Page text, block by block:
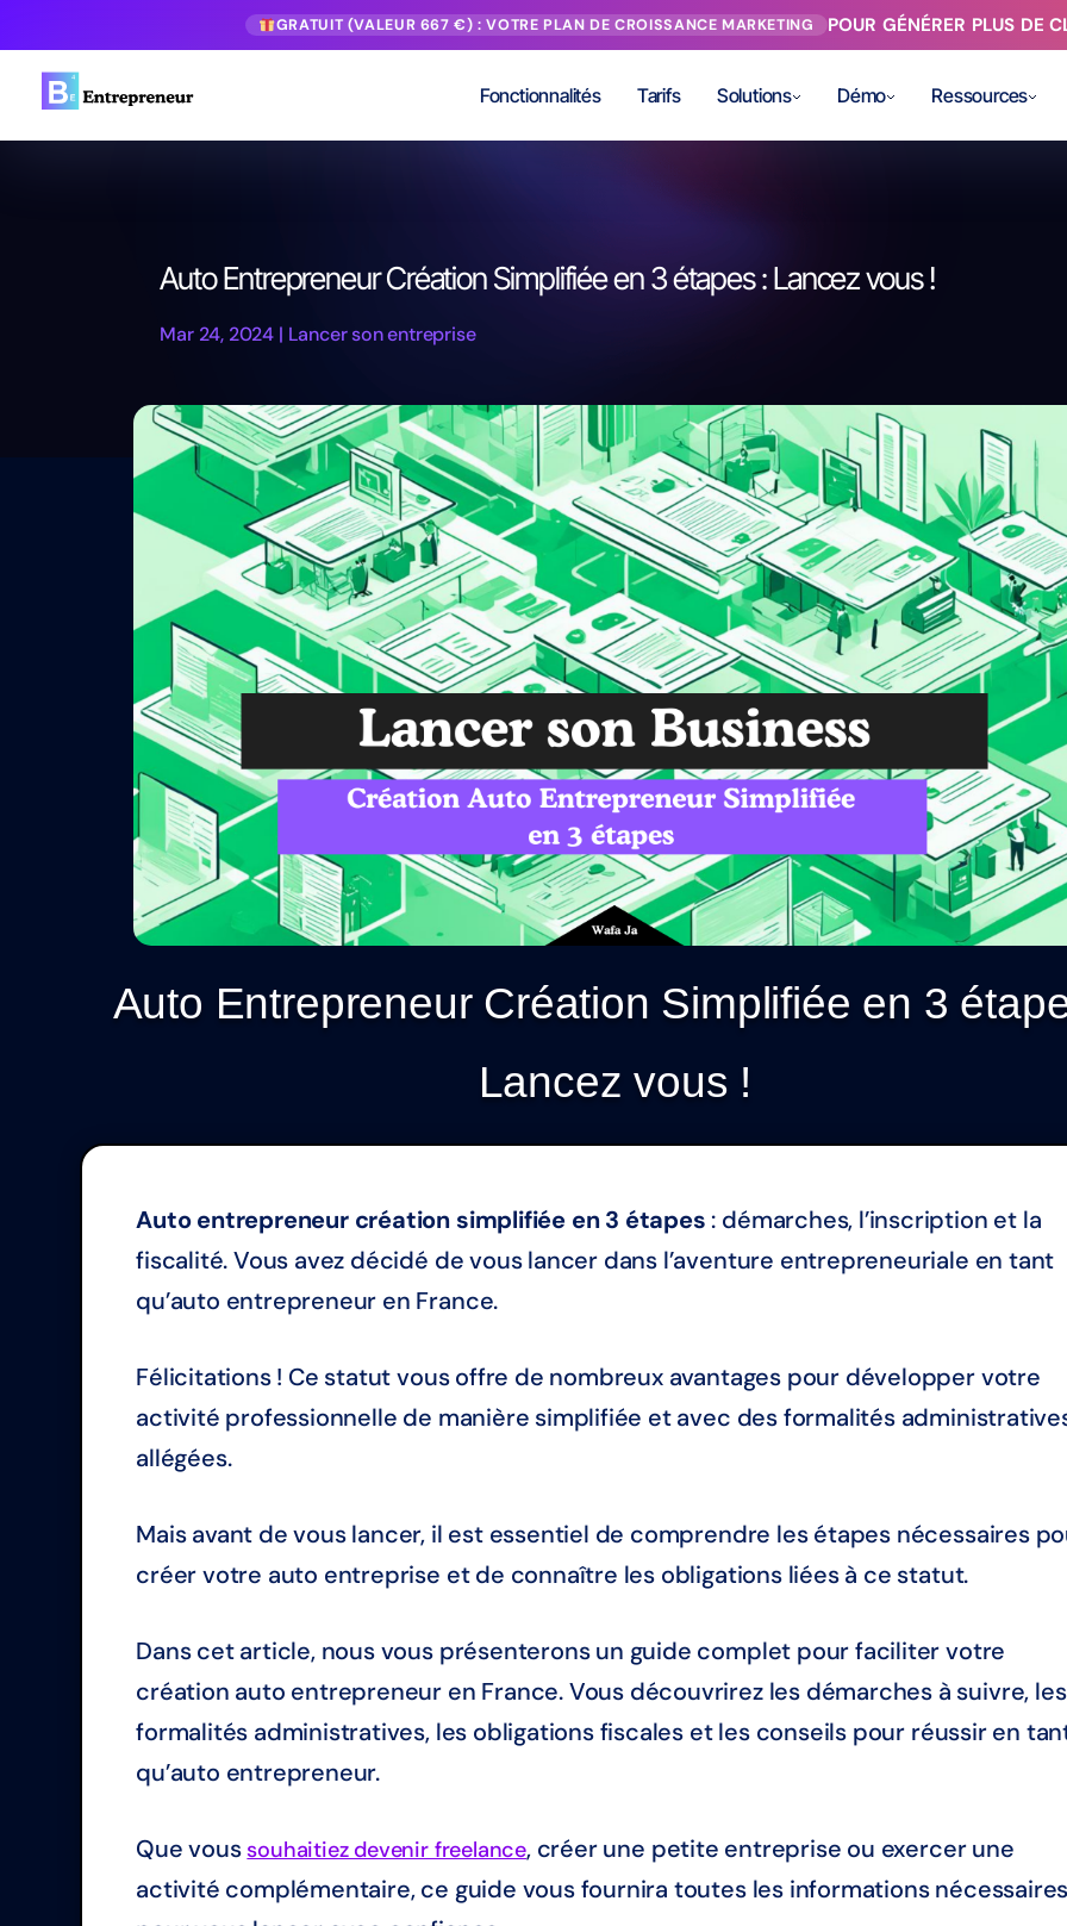
GRATUIT (VALEUR 667 €) : VOTRE PLAN DE CROISSANCE MARKETING POUR GÉNÉRER PLUS DE
Fonctionnalités Tarifs Solutions Démo Ressources
Auto Entrepreneur Création Simplifiée en 3 étapes : Lancez vous !
Mar 24, 2024 | Lancer son entreprise
Auto Entrepreneur Création Simplifiée en 3
Lancez vous !
Auto entrepreneur création simplifiée en 3 étapes : démarches, l’inscription et la
fiscalité. Vous avez décidé de vous lancer dans l’aventure entrepreneuriale en tant
qu’auto entrepreneur en France.
Félicitations ! Ce statut vous offre de nombreux avantages pour développer votre
activité professionnelle de manière simplifiée et avec des formalités
allégées.
Mais avant de vous lancer, il est essentiel de comprendre les étapes nécessaires
créer votre auto entreprise et de connaître les obligations liées à ce statut.
Dans cet article, nous vous présenterons un guide complet pour faciliter votre
création auto entrepreneur en France. Vous découvrirez les démarches à suivre, les
formalités administratives, les obligations fiscales et les conseils pour réussir en
qu’auto entrepreneur.
Que voussouhaitiez devenir freelance, créer une petite entreprise ou exercer une
activité complémentaire, ce guide vous fournira toutes les informations